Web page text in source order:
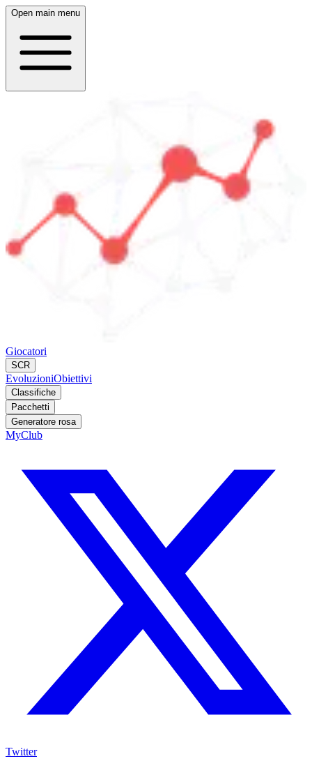
Open main menu
Giocatori
SCR
EvoluzioniObiettivi
Classifiche
Pacchetti
Generatore rosa
MyClub
Twitter